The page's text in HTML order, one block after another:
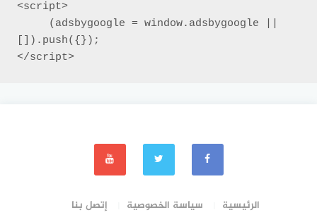
<script>
[]).push({});
</script>
الرئيسية سياسة الخصوصية إتصل بنا